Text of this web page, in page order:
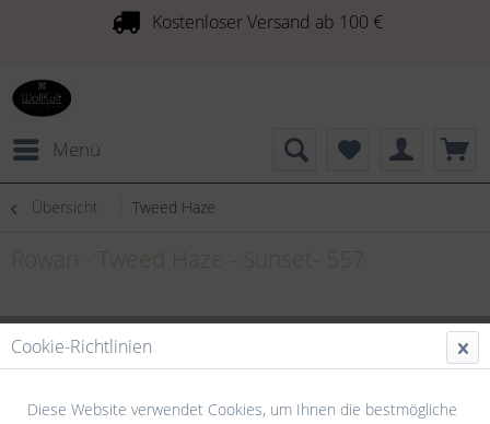
Kostenloser Versand ab 100 €
Menü
Übersicht Tweed Haze
Cookie-Richtlinien
Diese Website verwendet Cookies, um Ihnen die bestmögliche